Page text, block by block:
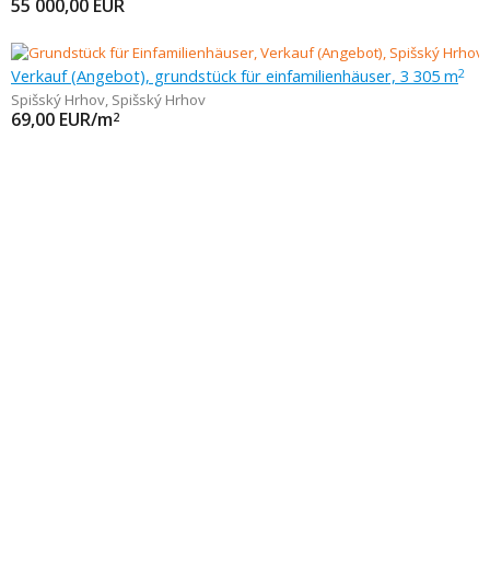
55 000,00 EUR
Verkauf (Angebot), grundstück für einfamilienhäuser, 3 305 m2
Spišský Hrhov, Spišský Hrhov
69,00 EUR/m2